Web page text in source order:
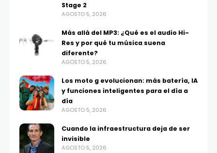
Stage 2
AGOSTO 5, 2026
Más allá del MP3: ¿Qué es el audio Hi-
Res y por qué tu música suena
diferente?
AGOSTO 5, 2026
Los moto g evolucionan: más batería, IA
y funciones inteligentes para el día a
día
AGOSTO 5, 2026
Cuando la infraestructura deja de ser
invisible
AGOSTO 5, 2026